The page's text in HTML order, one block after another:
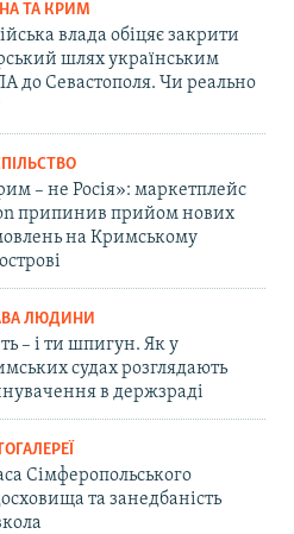
ТА КРИМ
влада обіцяє закрити
шлях українським
до Севастополя. Чи реально
– не Росія»: маркетплейс
припинив прийом нових
на Кримському
ЛЮДИНИ
– і ти шпигун. Як у
судах розглядають
в держзраді
Сімферопольського
та занедбаність